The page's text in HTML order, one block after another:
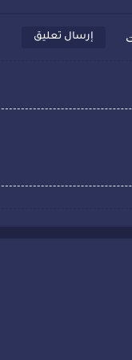
إرسال تعليق